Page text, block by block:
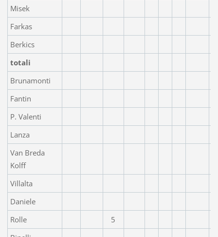
Misek
Farkas
Berkics
totali
Brunamonti
Fantin
P. Valenti
Lanza
Van Breda
Kolff
Villalta
Daniele
Rolle
5